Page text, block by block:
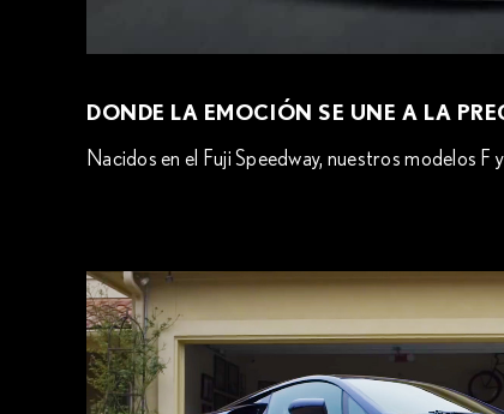
DONDE LA EMOCIÓN SE UNE A LA
Nacidos en el Fuji Speedway, nuestros modelos